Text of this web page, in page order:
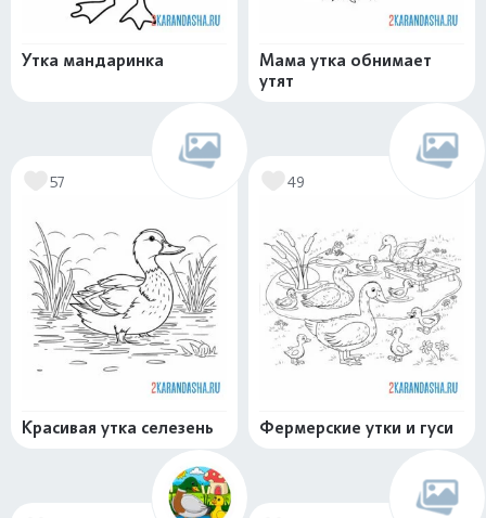
Утка мандаринка
Мама утка обнимает
утят
57
Красивая утка селезень
49
Фермерские утки и гуси